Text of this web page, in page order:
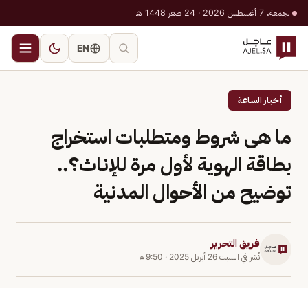
الجمعة، 7 أغسطس 2026 · 24 صفر 1448 هـ
EN
أخبار الساعة
ما هى شروط ومتطلبات استخراج
بطاقة الهوية لأول مرة للإناث؟..
توضيح من الأحوال المدنية
فريق التحرير
نُشر في السبت 26 أبريل 2025 · 9:50 م